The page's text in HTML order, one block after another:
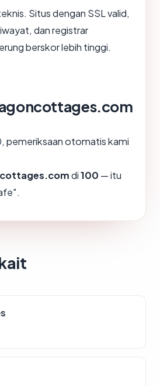
Situs dengan SSL valid,
dan registrar
berskor lebih tinggi.
pemeriksaan otomatis kami
di100 — itu